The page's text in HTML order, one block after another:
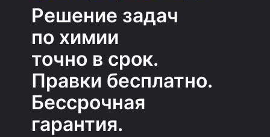
Решение задач
по химии
точно в срок.
Правки бесплатно.
Бессрочная
гарантия.